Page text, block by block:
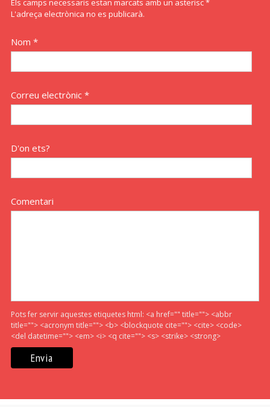
Els camps necessaris estan marcats amb un asterisc *
L'adreça electrònica no es publicarà.
Nom *
Correu electrònic *
D'on ets?
Comentari
Pots fer servir aquestes etiquetes html: <a href="" title=""> <abbr
title=""> <acronym title=""> <b> <blockquote cite=""> <cite> <code>
<del datetime=""> <em> <i> <q cite=""> <s> <strike> <strong>